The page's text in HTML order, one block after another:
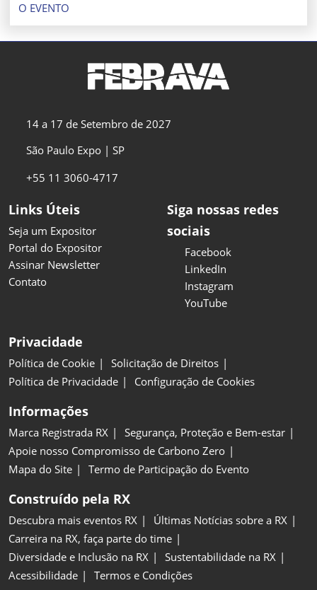
O EVENTO
14 a 17 de Setembro de 2027
São Paulo Expo | SP
+55 11 3060-4717
Links Úteis
Seja um Expositor
Portal do Expositor
Assinar Newsletter
Contato
Siga nossas redes
sociais
Facebook
LinkedIn
Instagram
YouTube
Privacidade
Política de Cookie
Solicitação de Direitos
Política de Privacidade
Configuração de Cookies
Informações
Marca Registrada RX
Segurança, Proteção e Bem-estar
Apoie nosso Compromisso de Carbono Zero
Mapa do Site
Termo de Participação do Evento
Construído pela RX
Descubra mais eventos RX
Últimas Notícias sobre a RX
Carreira na RX, faça parte do time
Diversidade e Inclusão na RX
Sustentabilidade na RX
Acessibilidade
Termos e Condições